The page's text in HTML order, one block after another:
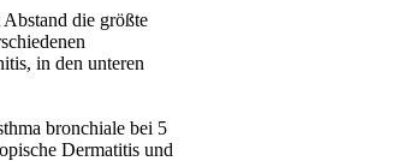
die größte
, in den unteren
bronchiale bei 5
Dermatitis und